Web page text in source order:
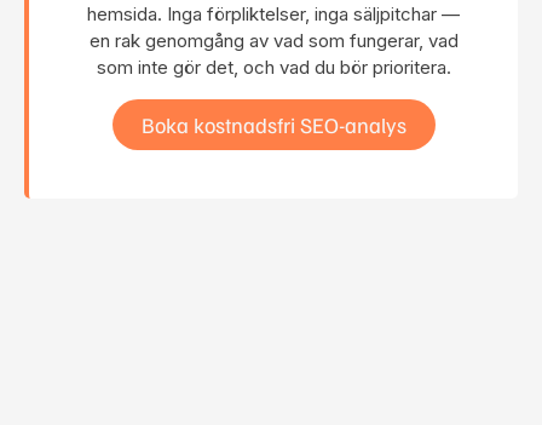
hemsida. Inga förpliktelser, inga säljpitchar —
en rak genomgång av vad som fungerar, vad
som inte gör det, och vad du bör prioritera.
Boka kostnadsfri SEO-analys